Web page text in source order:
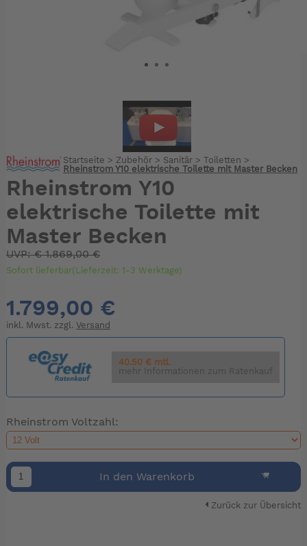
Startseite > Zubehör > Sanitär > Toiletten >
Rheinstrom Y10 elektrische Toilette mit Master Becken
Rheinstrom Y10
elektrische Toilette mit
Master Becken
UVP:€1.869,00 €
Sofort lieferbar(Lieferzeit: 1-3 Werktage)
1.799,00 €
inkl. Mwst. zzgl. Versand
40.50 € mtl.
mehr Informationen zum Ratenkauf
Rheinstrom Voltzahl:
In den Warenkorb
Zurück zur Übersicht